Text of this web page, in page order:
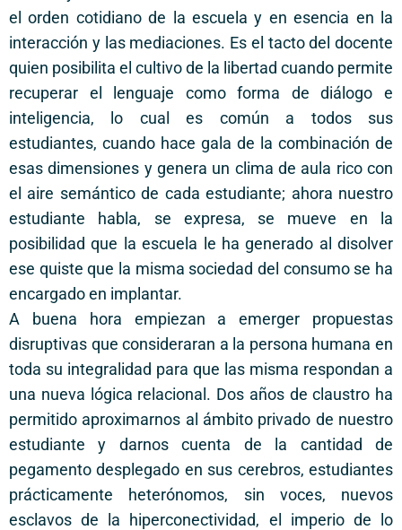
el orden cotidiano de la escuela y en esencia en la
interacción y las mediaciones. Es el tacto del docente
quien posibilita el cultivo de la libertad cuando permite
recuperar el lenguaje como forma de diálogo e
inteligencia, lo cual es común a todos sus
estudiantes, cuando hace gala de la combinación de
esas dimensiones y genera un clima de aula rico con
el aire semántico de cada estudiante; ahora nuestro
estudiante habla, se expresa, se mueve en la
posibilidad que la escuela le ha generado al disolver
ese quiste que la misma sociedad del consumo se ha
encargado en implantar.
A buena hora empiezan a emerger propuestas
disruptivas que consideraran a la persona humana en
toda su integralidad para que las misma respondan a
una nueva lógica relacional. Dos años de claustro ha
permitido aproximarnos al ámbito privado de nuestro
estudiante y darnos cuenta de la cantidad de
pegamento desplegado en sus cerebros, estudiantes
prácticamente heterónomos, sin voces, nuevos
esclavos de la hiperconectividad, el imperio de lo